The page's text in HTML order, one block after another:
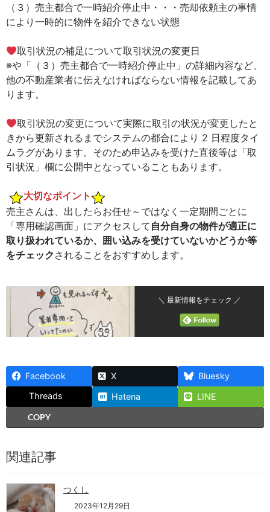
（３）売主都合で一時紹介停止中・・・売却依頼主の事情
により一時的に物件を紹介できない状態
取引状況の補足について取引状況の変更日
※や「（３）売主都合で一時紹介停止中」の詳細内容など、
他の不動産業者に伝えなければならない情報を記載してあ
ります。
取引状況の変更について実際に取引の状況が変更したと
きから更新されるまでシステムの都合により 2 日程度タイ
ムラグがあります。そのため申込みを受けた直後等は「取
引状況」欄に公開中となっていることもあります。
大切なポイント
売主さんは、出したらお任せ～ではなく一定期間ごとに
「専用確認画面」にアクセスして 自分自身の物件が適正に
取り扱われているか、囲い込みを受けていないかどうか等
をチェック されることをおすすめします。
＼ 最新情報をチェック ／
Facebook X
Bluesky
Threads
Hatena
LINE
COPY
関連記事
つくし
2023年12月29日